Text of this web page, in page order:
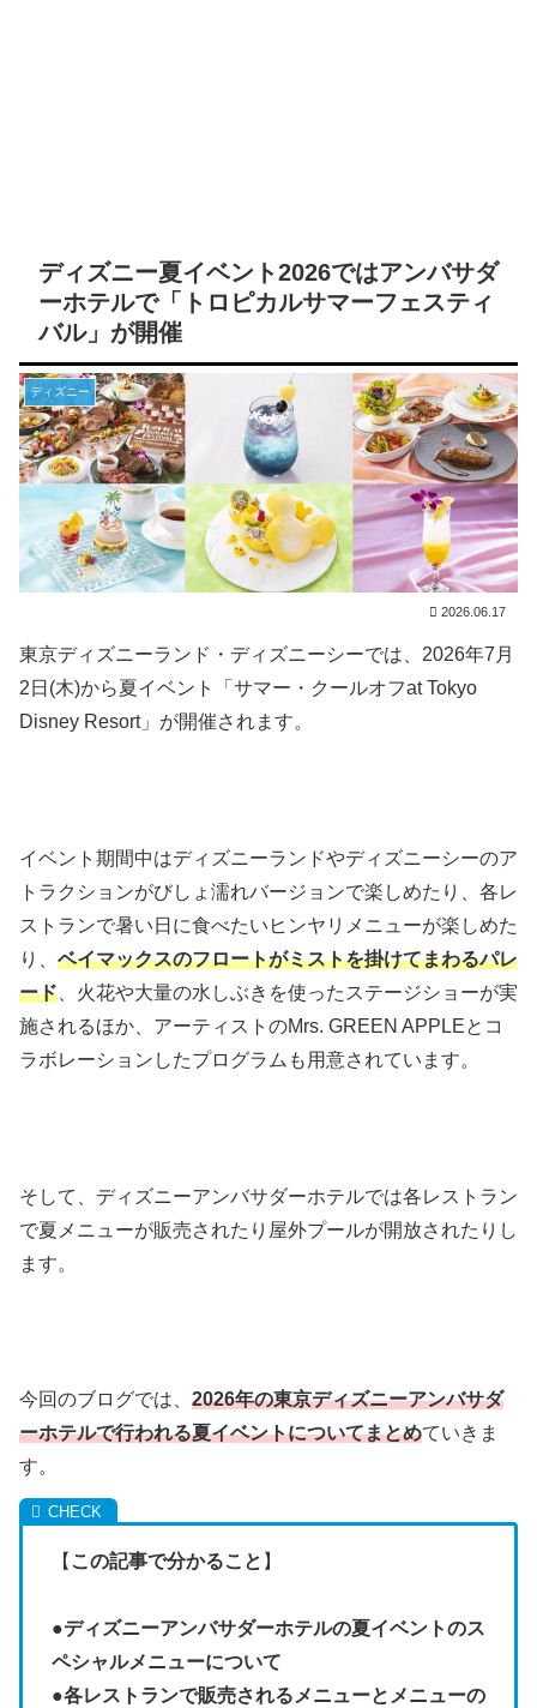
ディズニー夏イベント2026ではアンバサダ
ーホテルで「トロピカルサマーフェスティ
バル」が開催
ディズニー
2026.06.17
東京ディズニーランド・ディズニーシーでは、2026年7月
2日(木)から夏イベント「サマー・クールオフat Tokyo
Disney Resort」が開催されます。
イベント期間中はディズニーランドやディズニーシーのア
トラクションがびしょ濡れバージョンで楽しめたり、各レ
ストランで暑い日に食べたいヒンヤリメニューが楽しめた
り、 ベイマックスのフロートがミストを掛けてまわるパレ
ード 、火花や大量の水しぶきを使ったステージショーが実
施されるほか、アーティストのMrs. GREEN APPLEとコ
ラボレーションしたプログラムも用意されています。
そして、ディズニーアンバサダーホテルでは各レストラン
で夏メニューが販売されたり屋外プールが開放されたりし
ます。
今回のブログでは、 2026年の東京ディズニーアンバサダ
ーホテルで行われる夏イベントについてまとめていきま
す。
【 この記事で分かること 】
●ディズニーアンバサダーホテルの夏イベントのス
ペシャルメニューについて
●各レストランで販売されるメニューとメニューの